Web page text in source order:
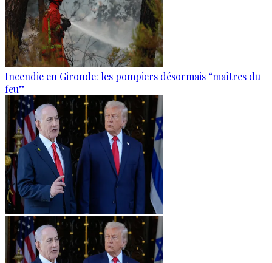
Incendie en Gironde: les pompiers désormais “maîtres du
feu”